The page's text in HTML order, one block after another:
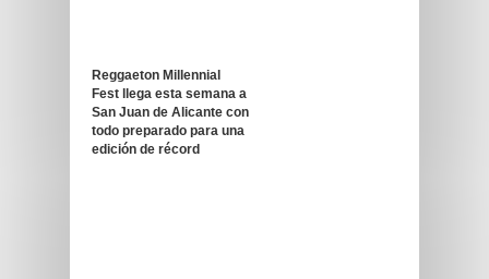
Reggaeton Millennial
Fest llega esta semana a
San Juan de Alicante con
todo preparado para una
edición de récord